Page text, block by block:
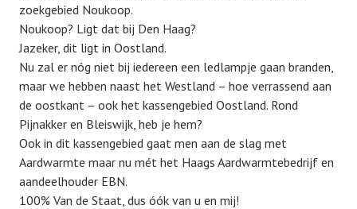
zoekgebied Noukoop.
Noukoop? Ligt dat bij Den Haag?
Jazeker, dit ligt in Oostland.
Nu zal er nóg niet bij iedereen een ledlampje gaan branden,
maar we hebben naast het Westland – hoe verrassend aan
de oostkant – ook het kassengebied Oostland. Rond
Pijnakker en Bleiswijk, heb je hem?
Ook in dit kassengebied gaat men aan de slag met
Aardwarmte maar nu mét het Haags Aardwarmtebedrijf en
aandeelhouder EBN.
100% Van de Staat, dus óók van u en mij!